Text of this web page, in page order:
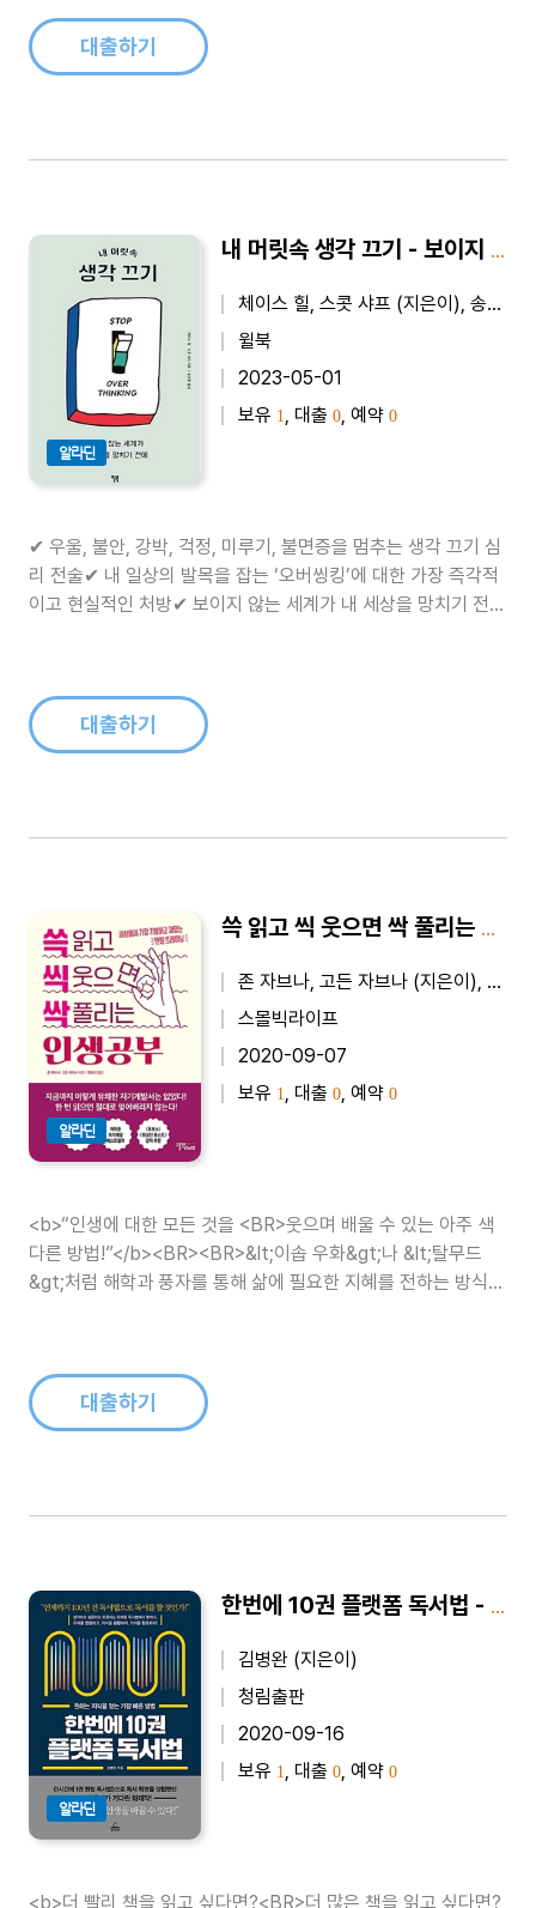
다’고 말한..대출하기
알라딘
내 머릿속 생각 끄기 - 보이지 않는 세계가 내 세상을 망치기 전에
체이스 힐, 스콧 샤프 (지은이), 송섬별 (옮긴이)
윌북
2023-05-01
보유 1 , 대출 0 , 예약 0
✔ 우울, 불안, 강박, 걱정, 미루기, 불면증을 멈추는 생각 끄기 심
리 전술✔ 내 일상의 발목을 잡는 ‘오버씽킹’에 대한 가장 즉각적
이고 현실적인 처방✔ 보이지 않는 세계가 내 세상을 망치기 전
기?..
대출하기
알라딘
쓱 읽고 씩 웃으면 싹 풀리는 인생공부 - 세상에서 가장 기발하고 재밌는 멘탈 트레이닝
존 자브나, 고든 자브나 (지은이), 정유선 (옮긴이)
스몰빅라이프
2020-09-07
보유 1 , 대출 0 , 예약 0
<b>“인생에 대한 모든 것을 <BR>웃으며 배울 수 있는 아주 색
다른 방법!”</b><BR><BR>&lt;이솝 우화&gt;나 &lt;탈무드
&gt;처럼 해학과 풍자를 통해 삶에 필요한 지혜를 전하는 방식은
대출하기
알라딘
한번에 10권 플랫폼 독서법 - 원하는 지식을 얻는 가장 빠른 방법
김병완 (지은이)
청림출판
2020-09-16
보유 1 , 대출 0 , 예약 0
<b>더 빨리 책을 읽고 싶다면?<BR>더 많은 책을 읽고 싶다면?